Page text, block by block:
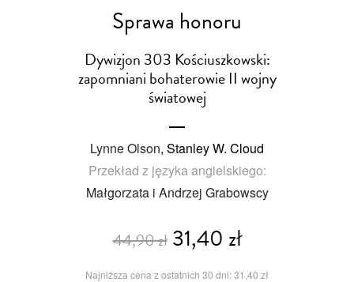
Sprawa honoru
Dywizjon 303 Kościuszkowski:
zapomniani bohaterowie II wojny
światowej
Lynne Olson, Stanley W. Cloud
Przekład z języka angielskiego:
Małgorzata i Andrzej Grabowscy
44,90 zł31,40 zł
Najniższa cena z ostatnich 30 dni: 31,40 zł